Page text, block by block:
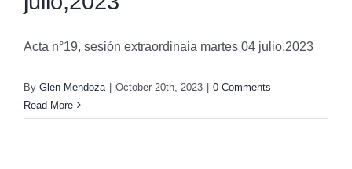
Acta n°19, sesión extraordinaia martes 04 julio,2023
By Glen Mendoza October 20th, 2023
0 Comments
Read More